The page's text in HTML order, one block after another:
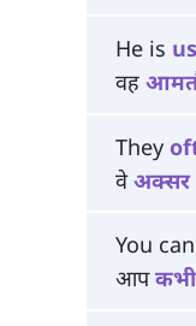
He is
वह
They
वेअक्सर
You can
आप